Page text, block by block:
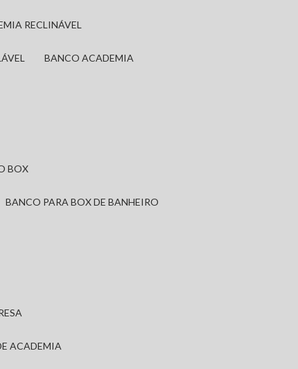
RECLINÁVEL
BANCO ACADEMIA
BOX
BANCO PARA BOX DE BANHEIRO
ACADEMIA